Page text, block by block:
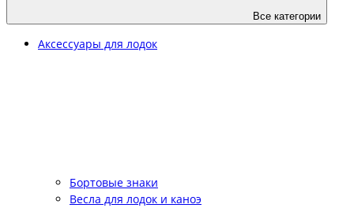
Все категории
Аксессуары для лодок
Бортовые знаки
Весла для лодок и каноэ